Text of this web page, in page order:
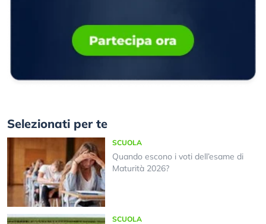
Selezionati per te
SCUOLA
Quando escono i voti dell’esame di
Maturità 2026?
SCUOLA